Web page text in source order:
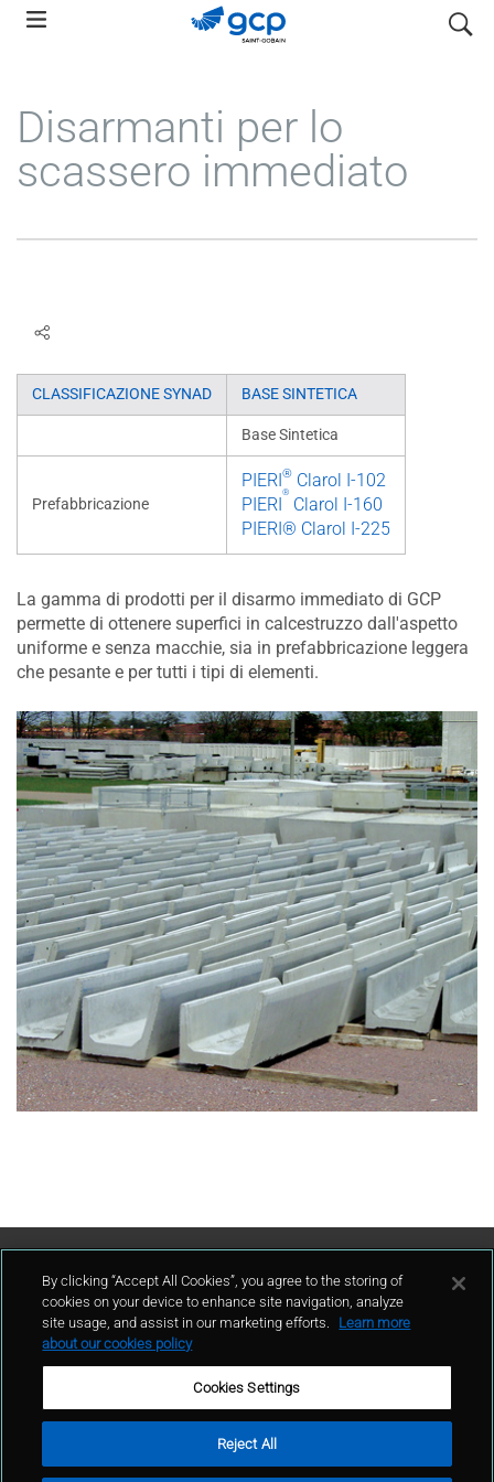
Skip
search
Disarmanti per lo
scassero immediato
CLASSIFICAZIONE SYNAD BASE SINTETICA
Base Sintetica
Prefabbricazione
PIERI® Clarol I-102
PIERI
®
Clarol I-160
PIERI® Clarol I-225
La gamma di prodotti per il disarmo immediato di GCP
permette di ottenere superfici in calcestruzzo dall'aspetto
uniforme e senza macchie, sia in prefabbricazione leggera
che pesante e per tutti i tipi di elementi.
Contattaci
Condizioni d'uso
Politica sulla privacy
By clicking “Accept All Cookies”, you agree to the storing of
cookies on your device to enhance site navigation, analyze
site usage, and assist in our marketing efforts.
Learn more
about our cookies policy
Cookies Settings
Reject All